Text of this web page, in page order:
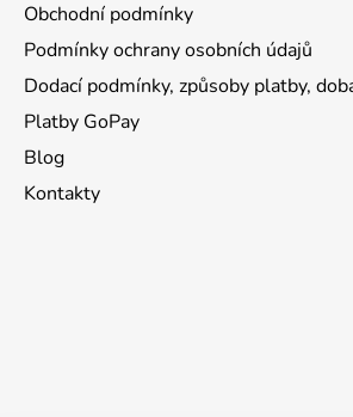
Obchodní podmínky
Podmínky ochrany osobních údajů
Dodací podmínky, způsoby platby,
Platby GoPay
Blog
Kontakty